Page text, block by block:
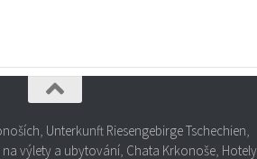
, Unterkunft Riesengebirge Tschechien,
výlety a ubytování, Chata Krkonoše, Hotely